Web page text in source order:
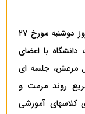
به گزارش روابط عمومی دانشگاه شمال، صبح روز دوشنبه مورخ ۲۷
دانشگاه با اعضای
مرعش، جلسه ای
روند مرمت و
کلاسهای آموزشی